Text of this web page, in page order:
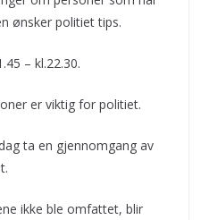
ønsker politiet tips.
– kl.22.30.
er viktig for politiet.
ta en gjennomgang av
ikke ble omfattet, blir